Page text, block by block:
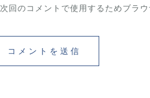
次回のコメントで使用するためブラ